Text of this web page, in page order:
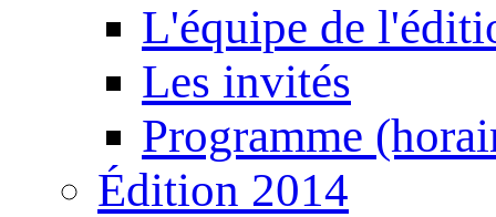
L'équipe de
Les invités
Programme
Édition 2014